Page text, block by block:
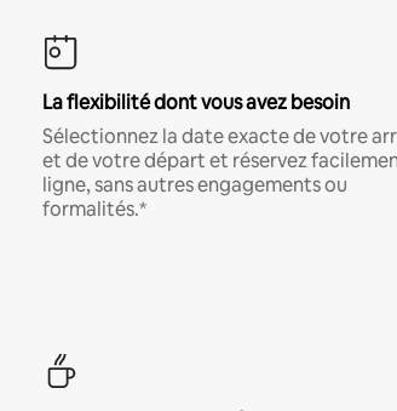
La flexibilité dont vous avez besoin
Sélectionnez la date exacte de votre
et de votre départ et réservez
ligne, sans autres engagements ou
formalités.*